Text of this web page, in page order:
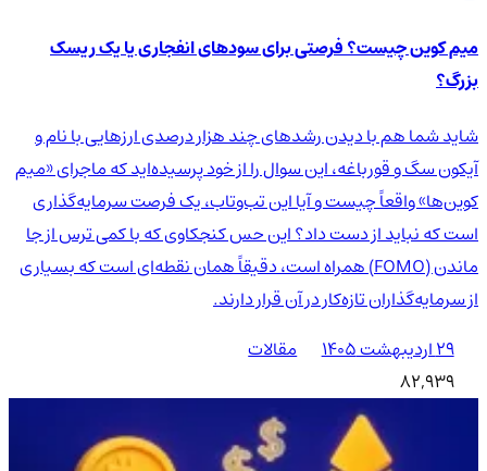
میم کوین چیست؟ فرصتی برای سودهای انفجاری یا یک ریسک
بزرگ؟
شاید شما هم با دیدن رشدهای چند هزار درصدی ارزهایی با نام و
آیکون سگ و قورباغه، این سوال را از خود پرسیده‌اید که ماجرای «میم
کوین‌ها» واقعاً چیست و آیا این تب‌وتاب، یک فرصت سرمایه‌گذاری
است که نباید از دست داد؟ این حس کنجکاوی که با کمی ترس از جا
ماندن (FOMO) همراه است، دقیقاً همان نقطه‌ای است که بسیاری
از سرمایه‌گذاران تازه‌کار در آن قرار دارند.
۲۹ اردیبهشت ۱۴۰۵
مقالات
82,939